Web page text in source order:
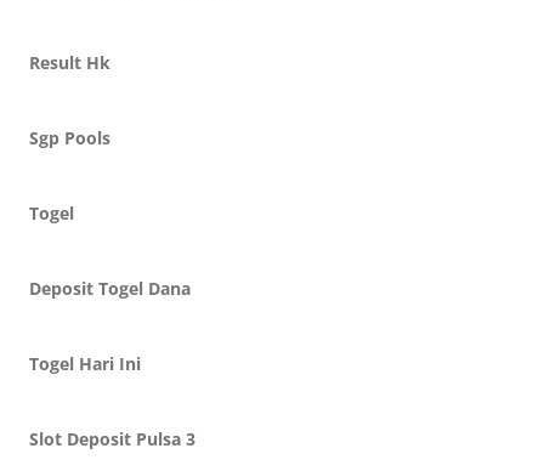
Result Hk
Sgp Pools
Togel
Deposit Togel Dana
Togel Hari Ini
Slot Deposit Pulsa 3